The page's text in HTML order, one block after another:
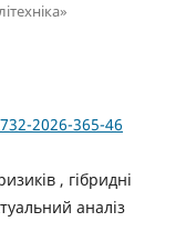
2026-365-46
, гібридні
аналіз